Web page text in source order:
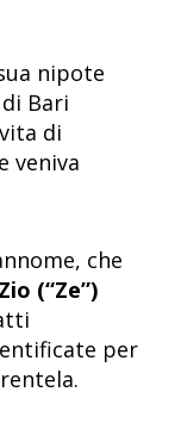
nipote
Bari
di
veniva
che
Zio (“Ze”)
per